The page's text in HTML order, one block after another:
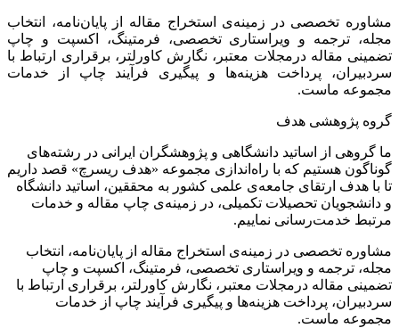
مشاوره تخصصی در زمینه‌ی استخراج مقاله از پایان‌نامه، انتخاب
مجله، ترجمه و ویراستاری تخصصی، فرمتینگ، اکسپت و چاپ
تضمینی مقاله درمجلات معتبر، نگارش کاورلتر، برقراری ارتباط با
سردبیران، پرداخت هزینه‌ها و پیگیری فرآیند چاپ از خدمات
مجموعه ماست.
گروه پژوهشی هدف
ما گروهی از اساتید دانشگاهی و پژوهشگران ایرانی در رشته‌های
گوناگون هستیم که با راه‌اندازی مجموعه «هدف ریسرچ» قصد داریم
تا با هدف ارتقای جامعه‌ی علمی کشور به محققین، اساتید دانشگاه
و دانشجویان تحصیلات تکمیلی، در زمینه‌ی چاپ مقاله و خدمات
مرتبط خدمت‌رسانی نماییم.
مشاوره تخصصی در زمینه‌ی استخراج مقاله از پایان‌نامه، انتخاب
مجله، ترجمه و ویراستاری تخصصی، فرمتینگ، اکسپت و چاپ
تضمینی مقاله درمجلات معتبر، نگارش کاورلتر، برقراری ارتباط با
سردبیران، پرداخت هزینه‌ها و پیگیری فرآیند چاپ از خدمات
مجموعه ماست.